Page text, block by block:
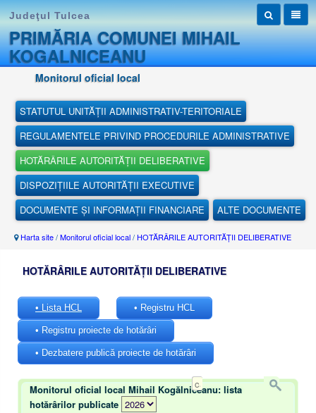
Judeţul Tulcea
PRIMĂRIA COMUNEI MIHAIL
KOGALNICEANU
Monitorul oficial local
STATUTUL UNITĂȚII ADMINISTRATIV-TERITORIALE
REGULAMENTELE PRIVIND PROCEDURILE ADMINISTRATIVE
HOTĂRÂRILE AUTORITĂȚII DELIBERATIVE
DISPOZIȚIILE AUTORITĂȚII EXECUTIVE
DOCUMENTE ȘI INFORMAȚII FINANCIARE
ALTE DOCUMENTE
Harta site/Monitorul oficial local/ HOTĂRÂRILE AUTORITĂȚII DELIBERATIVE
HOTĂRÂRILE AUTORITĂȚII DELIBERATIVE
• Lista HCL • Registru HCL
• Registru proiecte de hotărâri
• Dezbatere publică proiecte de hotărâri
Monitorul oficial local Mihail Kogălniceanu: lista
hotărârilor publicate